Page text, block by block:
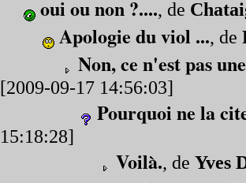
oui ou non ?...., de
Apologie du viol ..., de
Non, ce n'est pas
[2009-09-17 14:56:03]
Pourquoi ne la
15:18:28]
Voilà., de Yves